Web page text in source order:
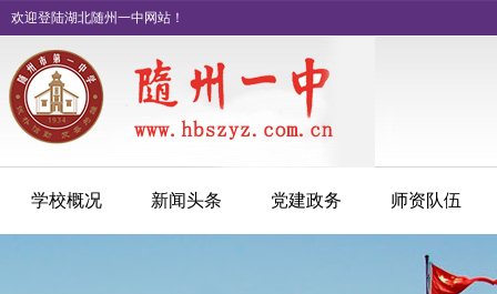
欢迎登陆湖北随州一中网站！
学校概况 新闻头条 党建政务 师资队伍